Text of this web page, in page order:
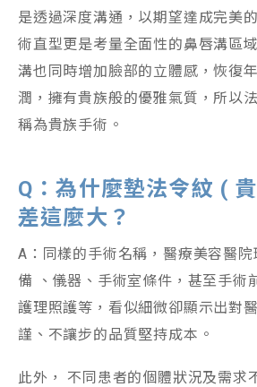
是透過深度溝通，以期望達成完美
術直型更是考量全面性的鼻唇溝區
溝也同時增加臉部的立體感，恢復
潤，擁有貴族般的優雅氣質，所以
稱為貴族手術。
Q ：為什麼墊法令紋 (
差這麼大？
A：同樣的手術名稱，醫療美容醫
備 、儀器、手術室條件，甚至手術
護理照護等，看似細微卻顯示出對
謹、不讓步的品質堅持成本。
此外， 不同患者的個體狀況及需求